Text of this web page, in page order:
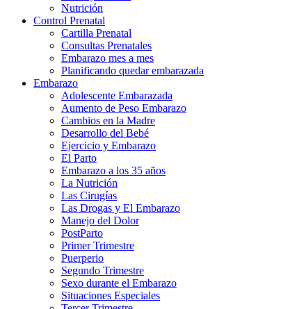
Nutrición
Control Prenatal
Cartilla Prenatal
Consultas Prenatales
Embarazo mes a mes
Planificando quedar embarazada
Embarazo
Adolescente Embarazada
Aumento de Peso Embarazo
Cambios en la Madre
Desarrollo del Bebé
Ejercicio y Embarazo
El Parto
Embarazo a los 35 años
La Nutrición
Las Cirugías
Las Drogas y El Embarazo
Manejo del Dolor
PostParto
Primer Trimestre
Puerperio
Segundo Trimestre
Sexo durante el Embarazo
Situaciones Especiales